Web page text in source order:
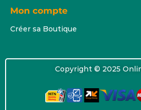
Mon compte
Créer sa Boutique
Copyright © 2025